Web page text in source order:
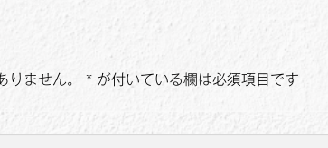
りません。 *が付いている欄は必須項目です